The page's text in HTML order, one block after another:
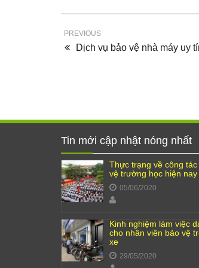
PREVIOUS
Dịch vụ bảo vệ nhà máy uy
Tin mới cập nhật nóng nhất
Thực trạng về công tác
vệ trường học hiện nay
05/06/2020
Kinh nghiệm làm việc
cho nhân viên bảo vệ
xe
29/05/2020